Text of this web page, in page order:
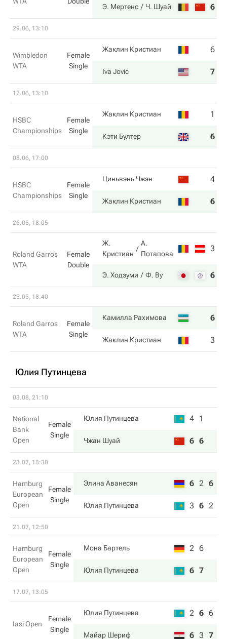
Э. Мертенс Ч. Шуай 6
29.06, 13:10
Wimbledon
WTA
Female
Single
Жаклин Кристиан 6
Iva Jovic 7
12.06, 13:10
HSBC
Championships
Female
Single
Жаклин Кристиан 1
Кэти Бултер 6
08.06, 17:00
HSBC
Championships
Female
Single
Циньвэнь Чжэн 4
Жаклин Кристиан 6
26.05, 18:05
Roland Garros
WTA
Female
Double
Ж.
Кристиан
А.
Потапова
3
Э. Ходзуми Ф. Ву 6
25.05, 18:40
Roland Garros
WTA
Female
Single
Камилла Рахимова 6
Жаклин Кристиан 3
Юлия Путинцева
03.08, 21:10
National
Bank
Open
Female
Single
Юлия Путинцева 4 1
Чжан Шуай 6 6
23.07, 18:30
Hamburg
European
Open
Female
Single
Элина Аванесян 6 2 6
Юлия Путинцева 3 6 2
21.07, 12:50
Hamburg
European
Open
Female
Single
Мона Бартель 2 6
Юлия Путинцева 6 7
17.07, 13:05
Iasi Open
Female
Single
Юлия Путинцева 2 6 6
Майар Шериф 6 3 7